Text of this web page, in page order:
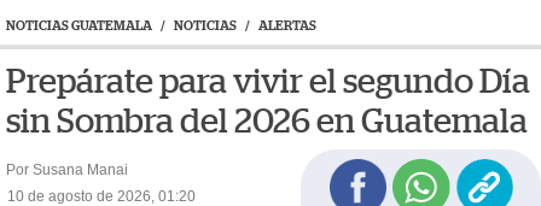
NOTICIAS GUATEMALA / NOTICIAS / ALERTAS
Prepárate para vivir el segundo Día
sin Sombra del 2026 en Guatemala
Por Susana Manai
10 de agosto de 2026, 01:20